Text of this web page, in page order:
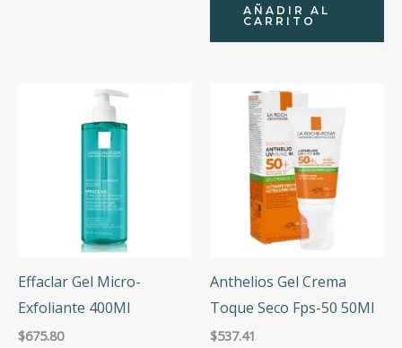
AÑADIR AL
CARRITO
Effaclar Gel Micro-
Exfoliante 400Ml
$675.80
Anthelios Gel Crema
Toque Seco Fps-50 50Ml
$537.41